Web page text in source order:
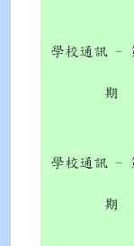
學校通訊 -
期
學校通訊 -
期